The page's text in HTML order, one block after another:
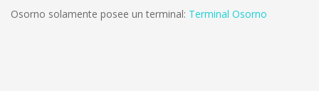
Osorno solamente posee un terminal: Terminal Osorno